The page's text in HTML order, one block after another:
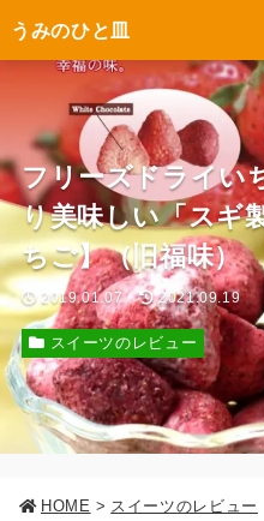
うみのひと皿
フリーズドライい
り美味しい「スギ
ちご】（旧福味）
2019.01.07 2021.09.19
スイーツのレビュー
HOME > スイーツのレビュー